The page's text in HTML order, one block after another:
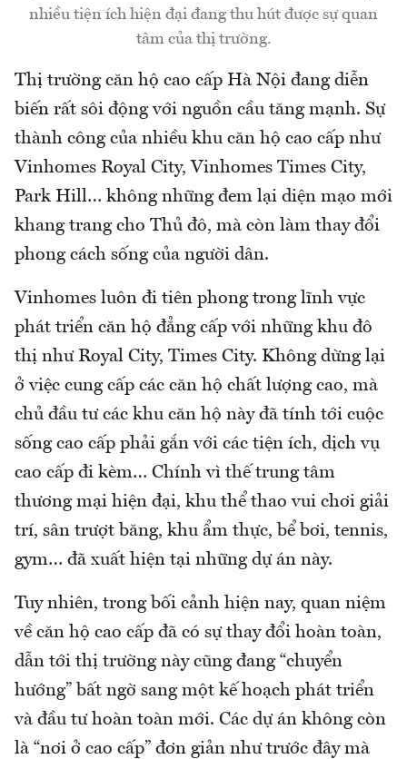
nhiều tiện ích hiện đại đang thu hút được sự quan
tâm của thị trường.
Thị trường căn hộ cao cấp Hà Nội đang diễn
biến rất sôi động với nguồn cầu tăng mạnh. Sự
thành công của nhiều khu căn hộ cao cấp như
Vinhomes Royal City, Vinhomes Times City,
Park Hill… không những đem lại diện mạo mới
khang trang cho Thủ đô, mà còn làm thay đổi
phong cách sống của người dân.
Vinhomes luôn đi tiên phong trong lĩnh vực
phát triển căn hộ đẳng cấp với những khu đô
thị như Royal City, Times City. Không dừng lại
ở việc cung cấp các căn hộ chất lượng cao, mà
chủ đầu tư các khu căn hộ này đã tính tới cuộc
sống cao cấp phải gắn với các tiện ích, dịch vụ
cao cấp đi kèm… Chính vì thế trung tâm
thương mại hiện đại, khu thể thao vui chơi giải
trí, sân trượt băng, khu ẩm thực, bể bơi, tennis,
gym… đã xuất hiện tại những dự án này.
Tuy nhiên, trong bối cảnh hiện nay, quan niệm
về căn hộ cao cấp đã có sự thay đổi hoàn toàn,
dẫn tới thị trường này cũng đang “chuyển
hướng” bất ngờ sang một kế hoạch phát triển
và đầu tư hoàn toàn mới. Các dự án không còn
là “nơi ở cao cấp” đơn giản như trước đây mà